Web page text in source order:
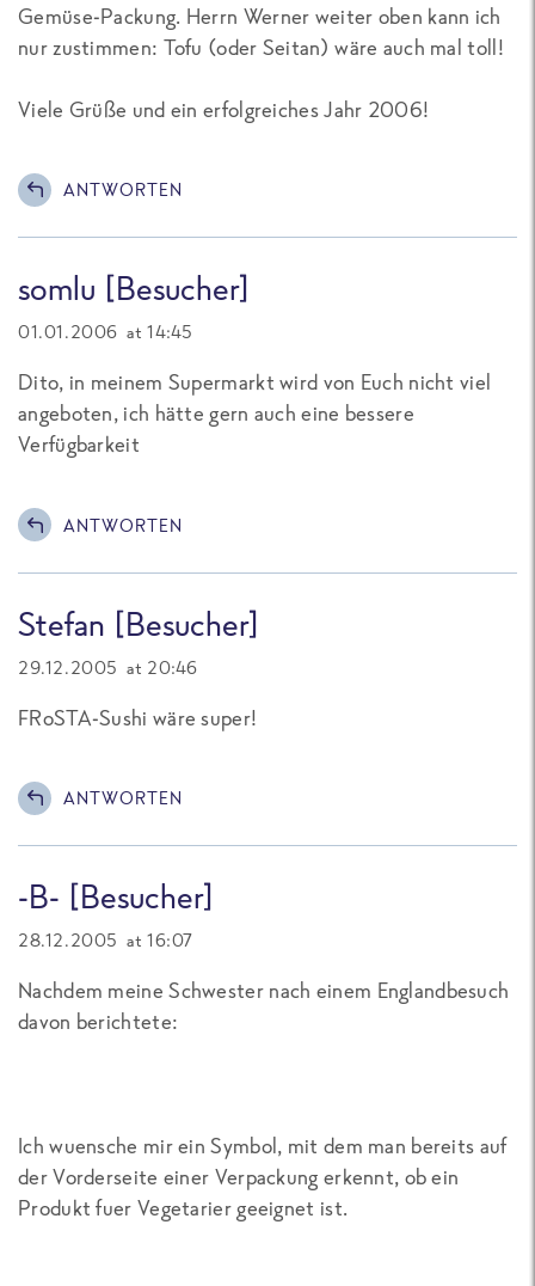
Gemüse-Packung. Herrn Werner weiter oben kann ich
nur zustimmen: Tofu (oder Seitan) wäre auch mal toll!
Viele Grüße und ein erfolgreiches Jahr 2006!
ANTWORTEN
somlu [Besucher]
01.01.2006 at 14:45
Dito, in meinem Supermarkt wird von Euch nicht viel
angeboten, ich hätte gern auch eine bessere
Verfügbarkeit
ANTWORTEN
Stefan [Besucher]
29.12.2005 at 20:46
FRoSTA-Sushi wäre super!
ANTWORTEN
-B- [Besucher]
28.12.2005 at 16:07
Nachdem meine Schwester nach einem Englandbesuch
davon berichtete:
Ich wuensche mir ein Symbol, mit dem man bereits auf
der Vorderseite einer Verpackung erkennt, ob ein
Produkt fuer Vegetarier geeignet ist.